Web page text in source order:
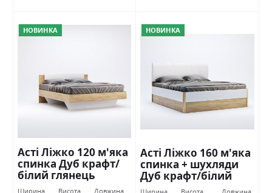
НОВИНКА
Асті Ліжко 120 м'яка
спинка Дуб крафт/
білий глянець
Міромарк
Ширина Висота Довжина
НОВИНКА
Асті Ліжко 160 м'яка
спинка + шухляди
Дуб крафт/білий
глянець Міромарк